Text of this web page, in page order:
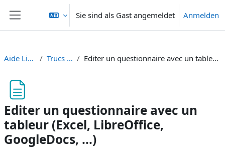
Website-Übersicht
Sie sind als Gast angemeldet Anmelden
Aide LimeSurvey Trucs et astuces Editer un questionnaire avec un tableur (Excel, LibreOffice, GoogleDocs, ...)
Editer un questionnaire avec un
tableur (Excel, LibreOffice,
GoogleDocs, ...)